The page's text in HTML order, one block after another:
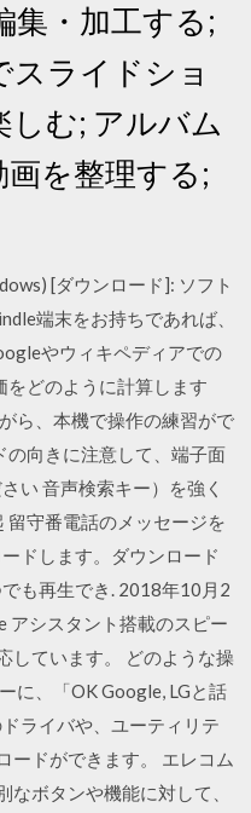
集・加工する;
スライドショ
む; アルバム
を整理する;
[ダウンロード]: ソフト
端末をお持ちであれば、
やウィキペディアでの
をどのように計算します
ら、本機で操作の練習がで
の向きに注意して、端子面
い 音声検索キー）を強く
守番電話のメッセージを
ドします。ダウンロード
も再生でき. 2018年10月2
アシスタント搭載のスピー
しています。 どのような操
に、「OK Google, LGと話
ライバや、ユーティリテ
ードができます。 エレコム
ボタンや機能に対して、